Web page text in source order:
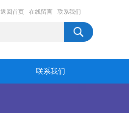
返回首页 在线留言 联系我们
联系我们